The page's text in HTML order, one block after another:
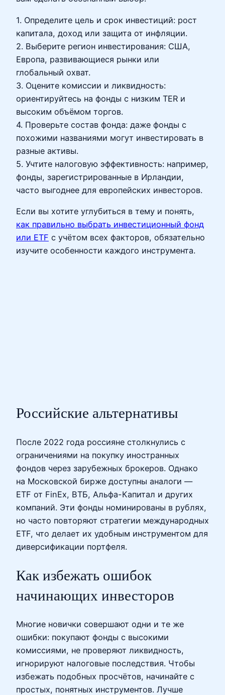
1. Определите цель и срок инвестиций: рост
капитала, доход или защита от инфляции.
2. Выберите регион инвестирования: США,
Европа, развивающиеся рынки или
глобальный охват.
3. Оцените комиссии и ликвидность:
ориентируйтесь на фонды с низким TER и
высоким объёмом торгов.
4. Проверьте состав фонда: даже фонды с
похожими названиями могут инвестировать в
разные активы.
5. Учтите налоговую эффективность: например,
фонды, зарегистрированные в Ирландии,
часто выгоднее для европейских инвесторов.
Если вы хотите углубиться в тему и понять,
как правильно выбрать инвестиционный фонд
или ETF с учётом всех факторов, обязательно
изучите особенности каждого инструмента.
Российские альтернативы
После 2022 года россияне столкнулись с
ограничениями на покупку иностранных
фондов через зарубежных брокеров. Однако
на Московской бирже доступны аналоги —
ETF от FinEx, ВТБ, Альфа-Капитал и других
компаний. Эти фонды номинированы в рублях,
но часто повторяют стратегии международных
ETF, что делает их удобным инструментом для
диверсификации портфеля.
Как избежать ошибок
начинающих инвесторов
Многие новички совершают одни и те же
ошибки: покупают фонды с высокими
комиссиями, не проверяют ликвидность,
игнорируют налоговые последствия. Чтобы
избежать подобных просчётов, начинайте с
простых, понятных инструментов. Лучше